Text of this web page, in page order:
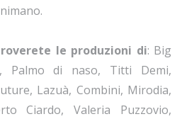
le produzioni di: Big
Palmo di naso, Titti Demi,
Lazuà, Combini, Mirodia,
Ciardo, Valeria Puzzovio,